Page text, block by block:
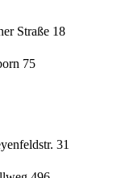
Straße 18
75
31